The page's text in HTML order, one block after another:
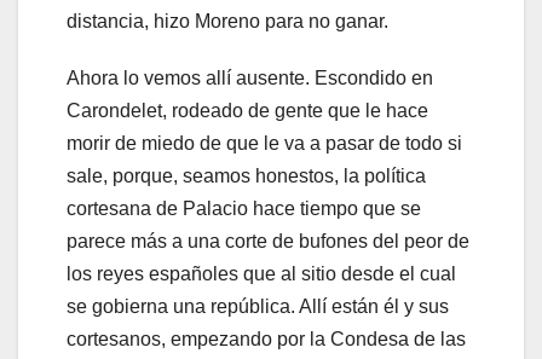
distancia, hizo Moreno para no ganar.
Ahora lo vemos allí ausente. Escondido en
Carondelet, rodeado de gente que le hace
morir de miedo de que le va a pasar de todo si
sale, porque, seamos honestos, la política
cortesana de Palacio hace tiempo que se
parece más a una corte de bufones del peor de
los reyes españoles que al sitio desde el cual
se gobierna una república. Allí están él y sus
cortesanos, empezando por la Condesa de las